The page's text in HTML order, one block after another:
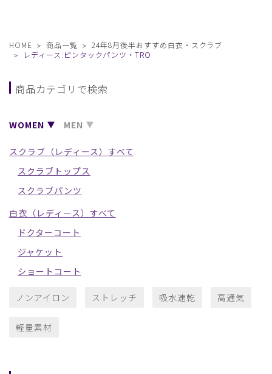
HOME 商品一覧
24年8月後半おすすめ白衣・スクラブ
レディース:ピンタックパンツ・TRO
商品カテゴリで検索
WOMEN MEN
スクラブ（レディース）すべて
スクラブトップス
スクラブパンツ
白衣（レディース）すべて
ドクターコート
ジャケット
ショートコート
ノンアイロン ストレッチ 吸水速乾 高通気
軽量素材